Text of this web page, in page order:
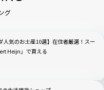
グ
人気のお土産10選】在住者厳選！スー
Heijn」で買える